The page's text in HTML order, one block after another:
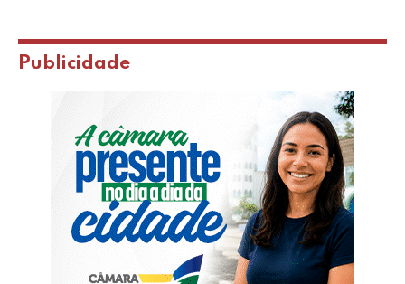
Publicidade